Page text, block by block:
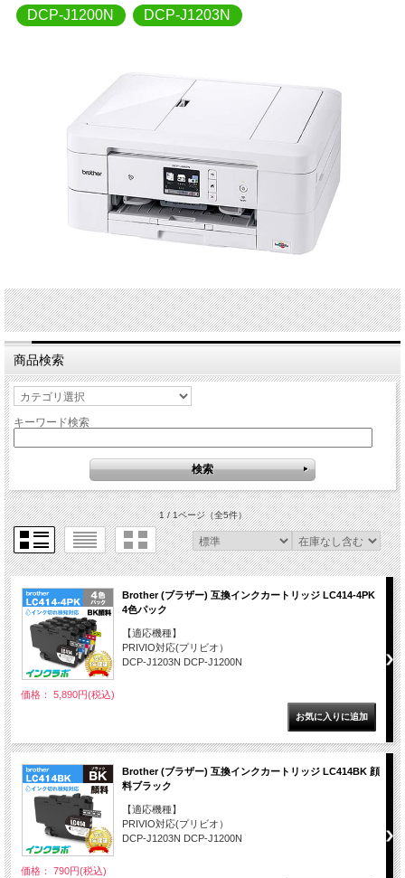
DCP-J1200N DCP-J1203N
商品検索
キーワード検索
1 / 1ページ（全5件）
Brother (ブラザー) 互換インクカートリッジ LC414-4PK
4色パック
【適応機種】
PRIVIO対応(プリビオ）
DCP-J1203N DCP-J1200N
価格： 5,890円(税込)
Brother (ブラザー) 互換インクカートリッジ LC414BK 顔
料ブラック
【適応機種】
PRIVIO対応(プリビオ）
DCP-J1203N DCP-J1200N
価格： 790円(税込)